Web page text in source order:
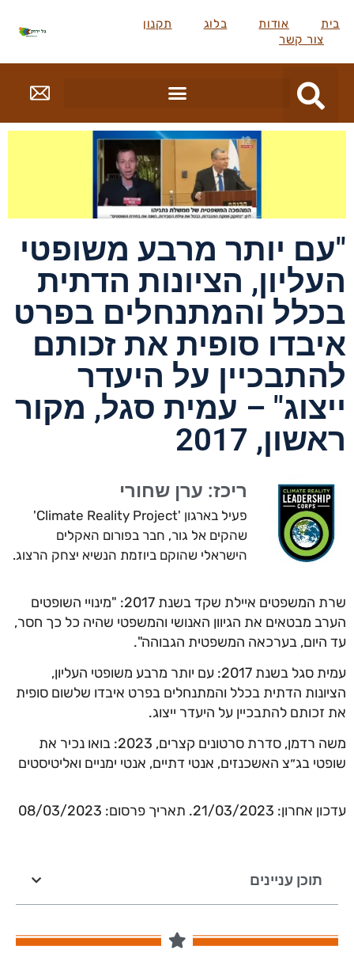
בית אודות בלוג
תקנון
צור קשר
"עם יותר מרבע משופטי
העליון, הציונות הדתית
בכלל והמתנחלים בפרט
איבדו סופית את זכותם
להתבכיין על היעדר
ייצוג" – עמית סגל, מקור
ראשון, 2017
ריכז: ערן שחורי
פעיל בארגון 'Climate Reality Project'
שהקים אל גור, חבר בפורום האקלים
הישראלי שהוקם ביוזמת הנשיא יצחק הרצוג.
שרת המשפטים איילת שקד בשנת 2017: "מינויי השופטים
הערב מבטאים את הגיוון האנושי והמשפטי שהיה כל כך חסר,
עד היום, בערכאה המשפטית הגבוהה".
עמית סגל בשנת 2017: עם יותר מרבע משופטי העליון,
הציונות הדתית בכלל והמתנחלים בפרט איבדו שלשום סופית
את זכותם להתבכיין על היעדר ייצוג.
משה רדמן, סדרת סרטונים קצרים, 2023: בואו נכיר את
שופטי בג״צ האשכנזים, אנטי דתיים, אנטי ימניים ואליטיסטים
עדכון אחרון: 21/03/2023. תאריך פרסום: 08/03/2023
תוכן עניינים